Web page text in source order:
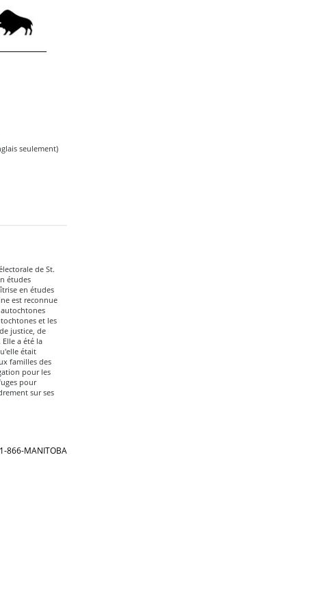
seulement)
de St.
études
en études
est reconnue
et les
justice, de
a été la
était
familles des
pour les
pour
sur ses
866-MANITOBA